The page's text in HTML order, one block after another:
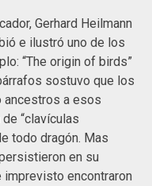
Gerhard Heilmann
e ilustró uno de los
“The origin of birds”
sostuvo que los
ancestros a esos
“clavículas
todo dragón. Mas
en su
encontraron